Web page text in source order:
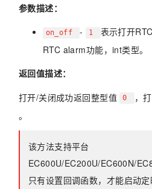
参数描述：
on_off - 1 表示打开
RTC alarm功能，int类型。
返回值描述：
打开/关闭成功返回整型值
0 ，
。
该方法支持平台
EC600U/EC200U/EC600N/
只有设置回调函数，才能启动定